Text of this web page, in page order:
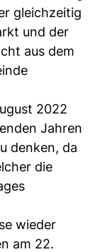
gleichzeitig
und der
aus dem
2022
Jahren
denken, da
die
wieder
am 22.